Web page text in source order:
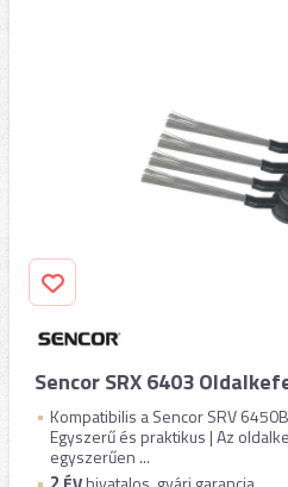
Sencor SRX 6403
Kompatibilis a Sencor SRV
Egyszerű és praktikus | Az
egyszerűen ...